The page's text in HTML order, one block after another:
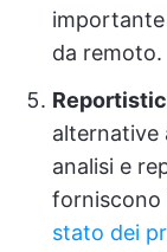
importante
da remoto.
alternative
analisi e
forniscono
stato dei